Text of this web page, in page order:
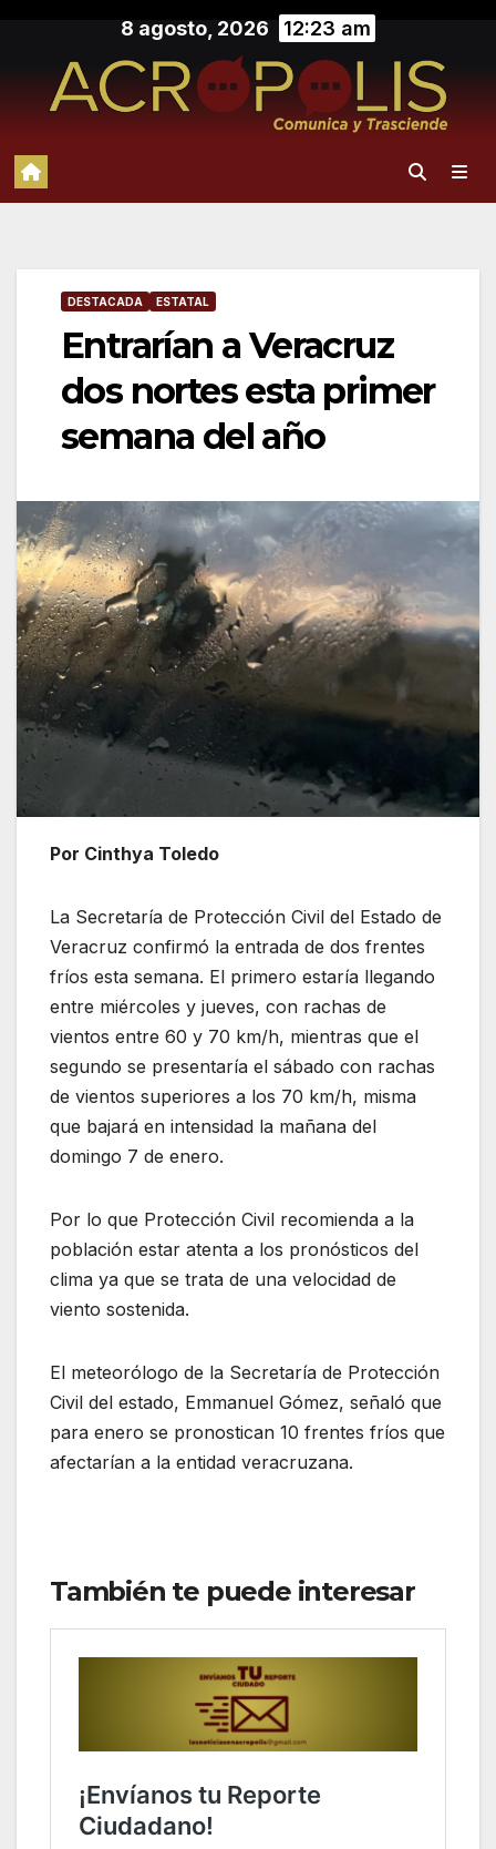
contenido
8 agosto, 2026 12:23 am
DESTACADA ESTATAL
Entrarían a Veracruz
dos nortes esta primer
semana del año
Por Cinthya Toledo
La Secretaría de Protección Civil del Estado de
Veracruz confirmó la entrada de dos frentes
fríos esta semana. El primero estaría llegando
entre miércoles y jueves, con rachas de
vientos entre 60 y 70 km/h, mientras que el
segundo se presentaría el sábado con rachas
de vientos superiores a los 70 km/h, misma
que bajará en intensidad la mañana del
domingo 7 de enero.
Por lo que Protección Civil recomienda a la
población estar atenta a los pronósticos del
clima ya que se trata de una velocidad de
viento sostenida.
El meteorólogo de la Secretaría de Protección
Civil del estado, Emmanuel Gómez, señaló que
para enero se pronostican 10 frentes fríos que
afectarían a la entidad veracruzana.
También te puede interesar